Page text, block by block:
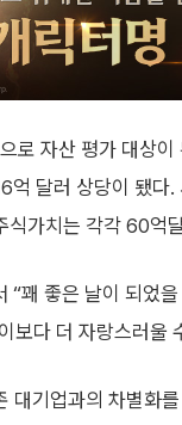
로 자산 평가 대상
억 달러 상당이 됐
식가치는 각각 60억
꽤 좋은 날이 되었
보다 더 자랑스러울
대기업과의 차별화